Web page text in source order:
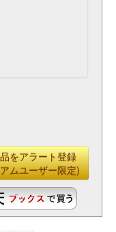
をアラート登録
ムユーザー限定)